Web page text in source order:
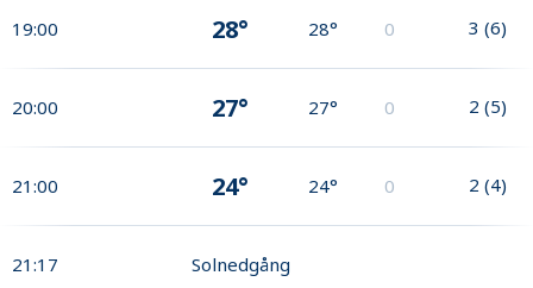
19:00 28° 28° 0 3 (6)
20:00 27° 27° 0 2 (5)
21:00 24° 24° 0 2 (4)
21:17 Solnedgång